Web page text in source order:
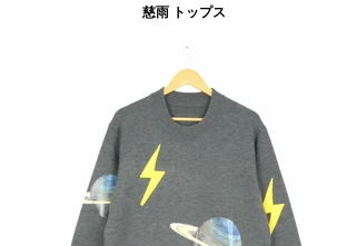
慈雨 トップス